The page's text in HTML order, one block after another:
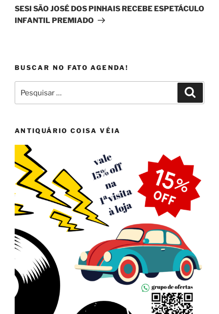
post
SESI SÃO JOSÉ DOS PINHAIS RECEBE ESPETÁCULO
INFANTIL PREMIADO
BUSCAR NO FATO AGENDA!
por:
ANTIQUÁRIO COISA VÉIA